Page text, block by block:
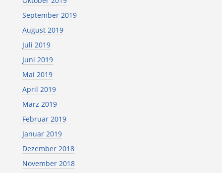
September 2019
August 2019
Juli 2019
Juni 2019
Mai 2019
April 2019
März 2019
Februar 2019
Januar 2019
Dezember 2018
November 2018